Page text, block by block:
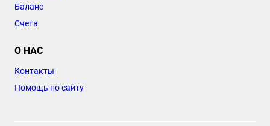
Баланс
Счета
О НАС
Контакты
Помощь по сайту